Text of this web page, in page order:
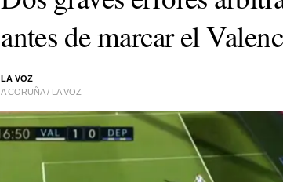
antes de marcar el
LA VOZ
A CORUÑA / LA VOZ